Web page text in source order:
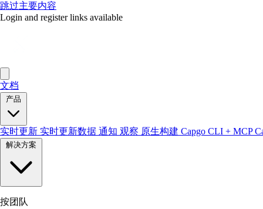
跳过主要内容
Login and register links available
文档
产品
实时更新 实时更新数据 通知 观察 原生构建 Capgo CLI + MCP
解决方案
按团队